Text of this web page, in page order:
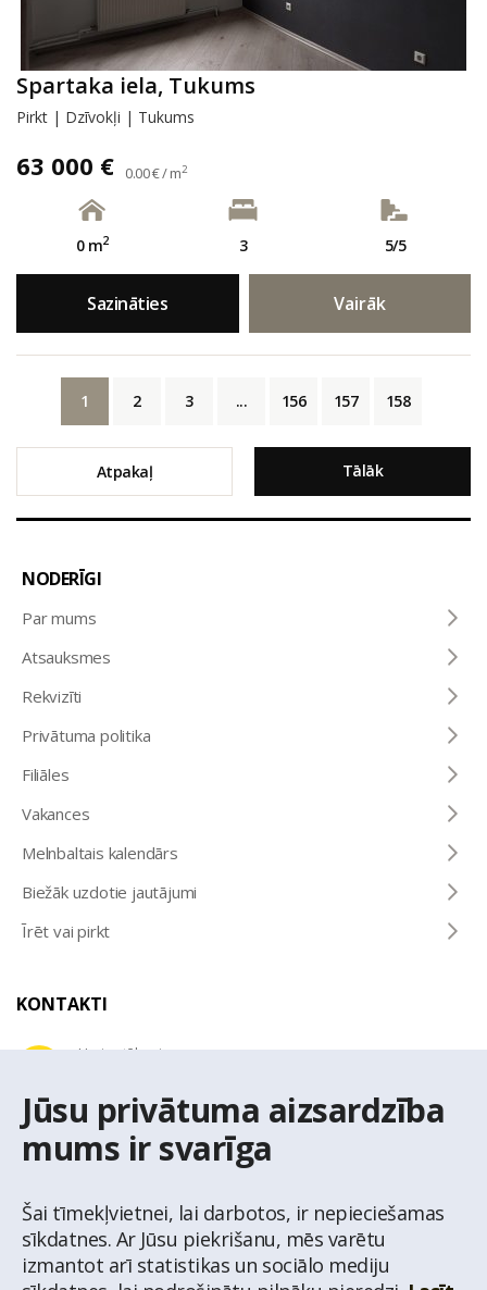
Jūsu privātuma aizsardzība
mums ir svarīga
Šai tīmekļvietnei, lai darbotos, ir nepieciešamas
sīkdatnes. Ar Jūsu piekrišanu, mēs varētu
izmantot arī statistikas un sociālo mediju
Spartaka iela, Tukums
Pirkt | Dzīvokļi | Tukums
63 000 € 0.00 € / m2
0 m2 3 5/5
Sazināties Vairāk
1 2 3 ... 156 157 158
Atpakaļ Tālāk
NODERĪGI
Par mums
Atsauksmes
Rekvizīti
Privātuma politika
Filiāles
Vakances
Melnbaltais kalendārs
Biežāk uzdotie jautājumi
Īrēt vai pirkt
KONTAKTI
Uzziņu tālrunis
E-pasta adrese
latio@latio.lv